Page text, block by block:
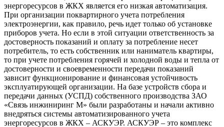
энергоресурсов в ЖКХ является его низкая автоматизация.
При организации поквартирного учета потребления
электроэнергии, как правило, речь идет только об установке
приборов учета. Но если в этой ситуации ответственность за
достоверность показаний и оплату за потребление несет
потребитель, то есть собственник или наниматель квартиры,
то при учете потребления горячей и холодной воды и тепла от
достоверности и своевременности передачи показаний
зависит функционирование и финансовая устойчивость
эксплуатирующей организации. На базе устройств сбора и
передачи данных (УСПД) собственного производства ЗАО
«Связь инжиниринг М» были разработаны и начали активно
внедряться системы автоматизированного учета
энергоресурсов в ЖКХ – АСКУЭР. АСКУЭР – это комплекс